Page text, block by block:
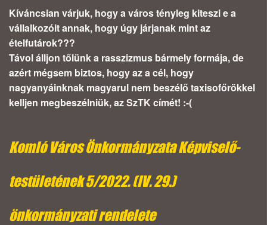
Kíváncsian várjuk, hogy a város tényleg kiteszi e a
vállalkozóit annak, hogy úgy járjanak mint az
ételfutárok???
Távol álljon tőlünk a rasszizmus bármely formája, de
azért mégsem biztos, hogy az a cél, hogy
nagyanyáinknak magyarul nem beszélő taxisofőrökkel
kelljen megbeszélniük, az SzTK címét! :-(
Komló Város Önkormányzata Képviselő-
testületének 5/2022. (IV. 29.)
önkormányzati rendelete